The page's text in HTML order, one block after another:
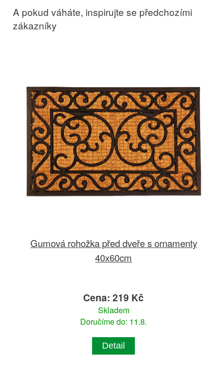
A pokud váháte, inspirujte se předchozími
zákazníky
Gumová rohožka před dveře s ornamenty
40x60cm
Cena: 219 Kč
Skladem
Doručíme do: 11.8.
Detail